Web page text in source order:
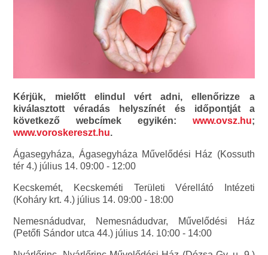
Kérjük, mielőtt elindul vért adni, ellenőrizze a
kiválasztott véradás helyszínét és időpontját a
következő webcímek egyikén: www.ovsz.hu;
www.voroskereszt.hu.
Ágasegyháza, Ágasegyháza Művelődési Ház (Kossuth
tér 4.) július 14. 09:00 - 12:00
Kecskemét, Kecskeméti Területi Vérellátó Intézeti
(Koháry krt. 4.) július 14. 09:00 - 18:00
Nemesnádudvar, Nemesnádudvar, Művelődési Ház
(Petőfi Sándor utca 44.) július 14. 10:00 - 14:00